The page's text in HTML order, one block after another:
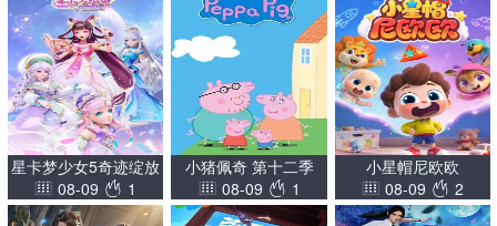
星卡梦少女5奇迹绽放
08-09
1
小猪佩奇 第十二季
08-09
1
小星帽尼欧欧
08-09
2